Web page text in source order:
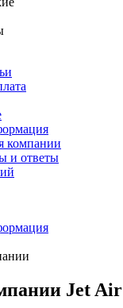
компании
и ответы
Jet Air